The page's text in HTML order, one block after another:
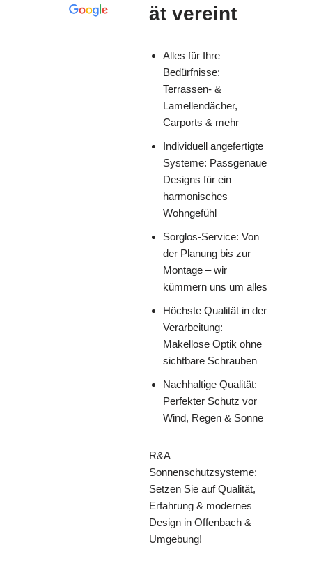
ät vereint
Alles für Ihre
Bedürfnisse:
Terrassen- &
Lamellendächer,
Carports & mehr
Individuell angefertigte
Systeme: Passgenaue
Designs für ein
harmonisches
Wohngefühl
Sorglos-Service: Von
der Planung bis zur
Montage – wir
kümmern uns um alles
Höchste Qualität in der
Verarbeitung:
Makellose Optik ohne
sichtbare Schrauben
Nachhaltige Qualität:
Perfekter Schutz vor
Wind, Regen & Sonne
R&A
Sonnenschutzsysteme:
Setzen Sie auf Qualität,
Erfahrung & modernes
Design in Offenbach &
Umgebung!